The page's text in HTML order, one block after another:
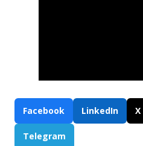
Facebook LinkedIn X
Telegram